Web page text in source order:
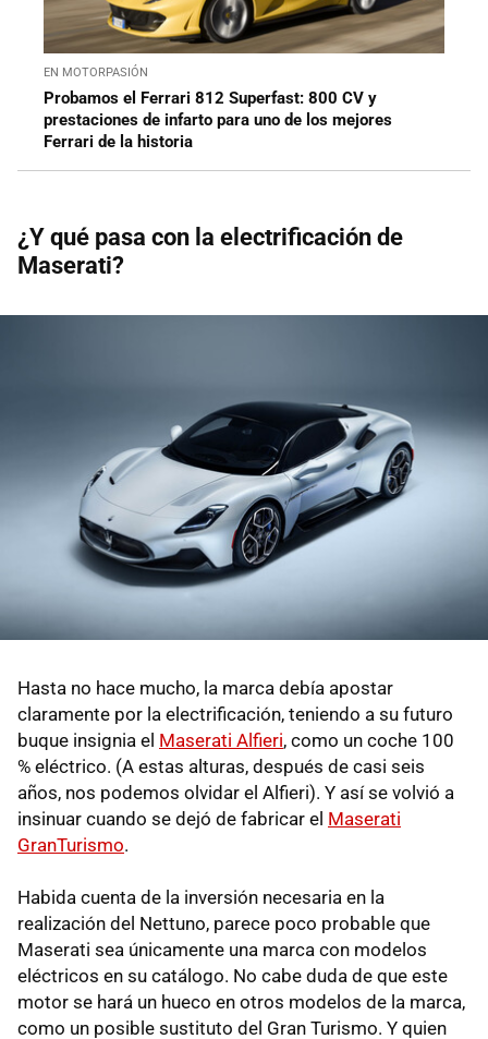
EN MOTORPASIÓN
Probamos el Ferrari 812 Superfast: 800 CV y
prestaciones de infarto para uno de los mejores
Ferrari de la historia
¿Y qué pasa con la electrificación de
Maserati?
Hasta no hace mucho, la marca debía apostar
claramente por la electrificación, teniendo a su futuro
buque insignia el Maserati Alfieri, como un coche 100
% eléctrico. (A estas alturas, después de casi seis
años, nos podemos olvidar el Alfieri). Y así se volvió a
insinuar cuando se dejó de fabricar el Maserati
GranTurismo.
Habida cuenta de la inversión necesaria en la
realización del Nettuno, parece poco probable que
Maserati sea únicamente una marca con modelos
eléctricos en su catálogo. No cabe duda de que este
motor se hará un hueco en otros modelos de la marca,
como un posible sustituto del Gran Turismo. Y quien